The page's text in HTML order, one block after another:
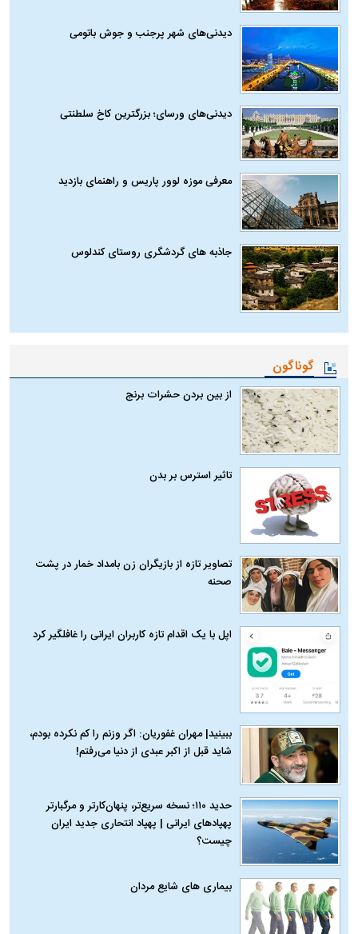
دیدنی‌های شهر پرجنب و جوش باتومی
دیدنی‌های ورسای؛ بزرگترین کاخ سلطنتی
معرفی موزه لوور پاریس و راهنمای بازدید
جاذبه های گردشگری روستای کندلوس
گوناگون
از بین بردن حشرات برنج
تاثیر استرس بر بدن
تصاویر تازه از بازیگران زن بامداد خمار در پشت
صحنه
اپل با یک اقدام تازه کاربران ایرانی را غافلگیر کرد
ببینید| مهران غفوریان: اگر وزنم را کم نکرده بودم،
شاید قبل از اکبر عبدی از دنیا می‌رفتم!
حدید ۱۱۰؛ نسخه سریع‌تر، پنهان‌کارتر و مرگبارتر
پهپادهای ایرانی | پهپاد انتحاری جدید ایران
چیست؟
بیماری‌ های شایع مردان